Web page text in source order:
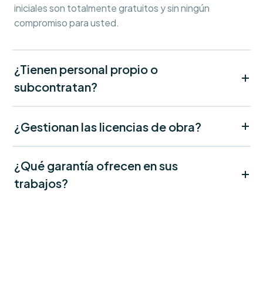
iniciales son totalmente gratuitos y sin ningún
compromiso para usted.
¿Tienen personal propio o
subcontratan?
¿Gestionan las licencias de obra?
¿Qué garantía ofrecen en sus
trabajos?